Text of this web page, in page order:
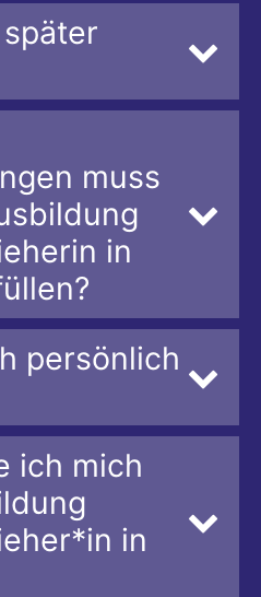
muss
in
persönlich
ich mich
in